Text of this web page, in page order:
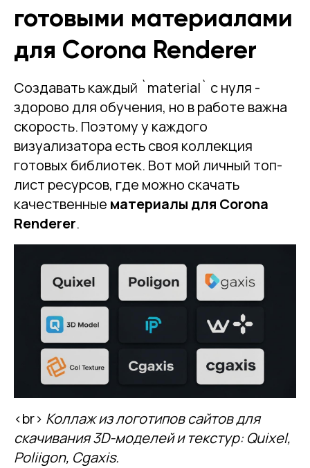
готовыми материалами
для Corona Renderer
Создавать каждый `material` с нуля -
здорово для обучения, но в работе важна
скорость. Поэтому у каждого
визуализатора есть своя коллекция
готовых библиотек. Вот мой личный топ-
лист ресурсов, где можно скачать
качественные материалы для Corona
Renderer.
<br> Коллаж из логотипов сайтов для
скачивания 3D-моделей и текстур: Quixel,
Poliigon, Cgaxis.